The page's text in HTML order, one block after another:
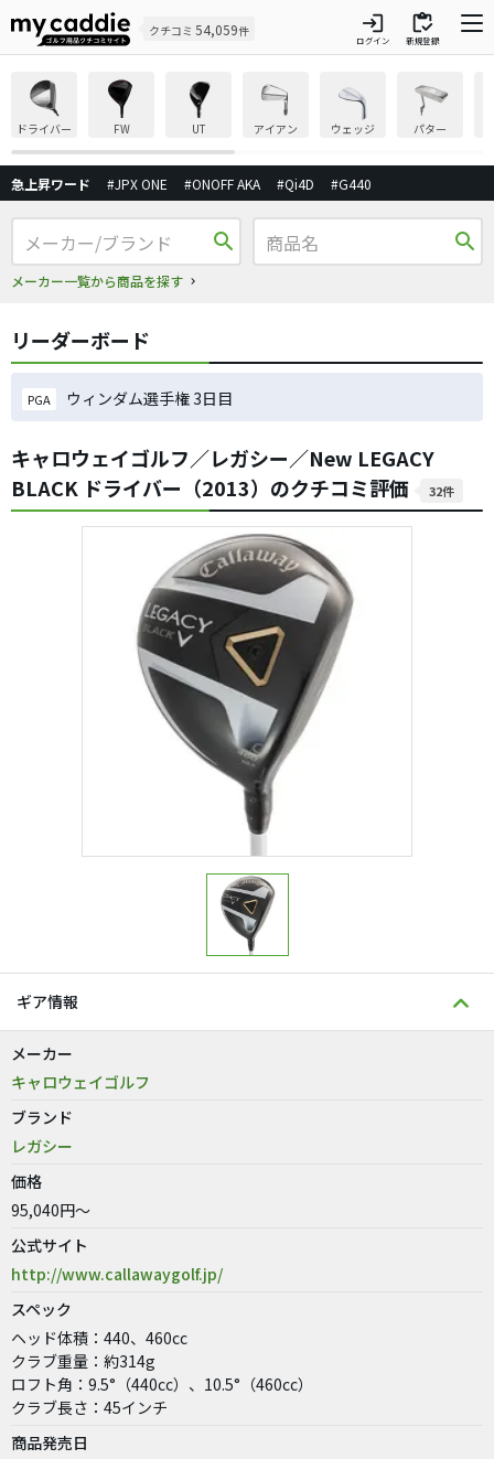
クチコミ 54,059件 login
ログイン
inventory
新規登録
ドライバー FW UT アイアン ウェッジ パター
急上昇ワード #JPX ONE #ONOFF AKA #Qi4D #G440
search
メーカー一覧から商品を探す
search
リーダーボード
PGA ウィンダム選手権 3日目
キャロウェイゴルフ／レガシー／New LEGACY
BLACK ドライバー（2013）のクチコミ評価
32件
ギア情報
メーカー
キャロウェイゴルフ
ブランド
レガシー
価格
95,040円～
公式サイト
http://www.callawaygolf.jp/
スペック
ヘッド体積：440、460cc
クラブ重量：約314g
ロフト角：9.5°（440cc）、10.5°（460cc）
クラブ長さ：45インチ
商品発売日